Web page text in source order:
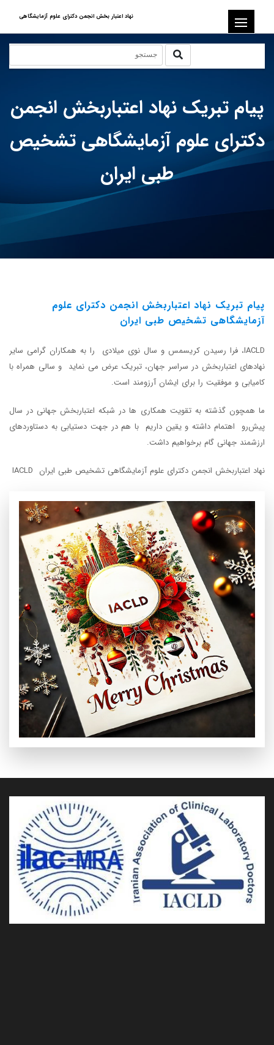
نهاد اعتبار بخش انجمن دکترای علوم آزمایشگاهی
پیام تبریک نهاد اعتباربخش انجمن
دکترای علوم آزمایشگاهی تشخیص
طبی ایران
پیام تبریک نهاد اعتباربخش انجمن دکترای علوم
آزمایشگاهی تشخیص طبی ایران
IACLD، فرا رسیدن کریسمس و سال نوی میلادی را به همکاران گرامی سایر
نهادهای اعتباربخش در سراسر جهان، تبریک عرض می نماید و سالی همراه با
کامیابی و موفقیت را برای ایشان آرزومند است.
ما همچون گذشته به تقویت همکاری ها در شبکه اعتباربخش جهانی در سال
پیش‌رو اهتمام داشته و یقین داریم با هم در جهت دستیابی به دستاوردهای
ارزشمند جهانی گام برخواهیم داشت.
نهاد اعتباربخش انجمن دکترای علوم آزمایشگاهی تشخیص طبی ایران IACLD